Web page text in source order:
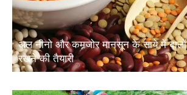
अल नीनो और कमजोर मानसून के साये में दालों
रखने की तैयारी